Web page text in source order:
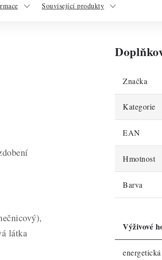
Související produkty
látka
Značka
Kategorie
EAN
Hmotnost
Barva
Výživové